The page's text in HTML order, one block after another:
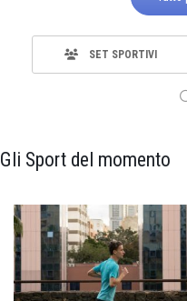
SET SPORTIVI
Gli Sport del momento